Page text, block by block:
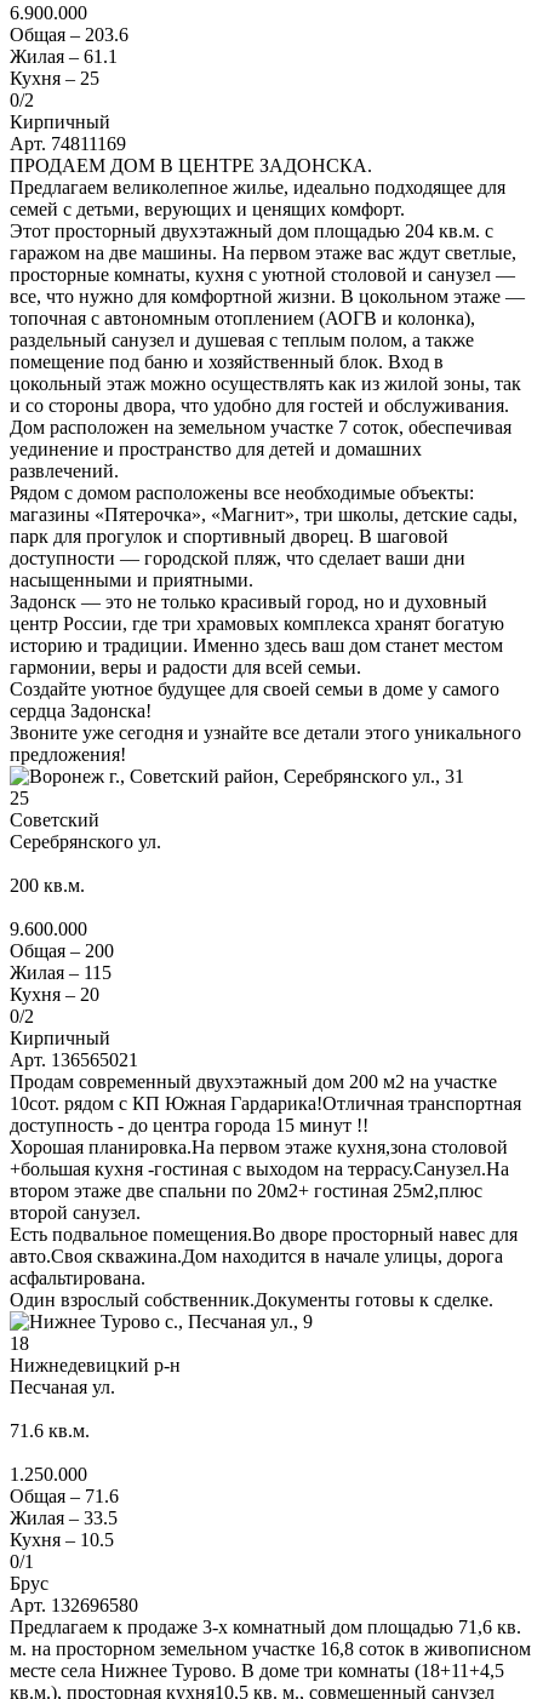
6.900.000
Общая – 203.6
Жилая – 61.1
Кухня – 25
0/2
Кирпичный
Арт. 74811169
ПРОДАЕМ ДОМ В ЦЕНТРЕ ЗАДОНСКА.
Предлагаем великолепное жилье, идеально подходящее для
семей с детьми, верующих и ценящих комфорт.
Этот просторный двухэтажный дом площадью 204 кв.м. с
гаражом на две машины. На первом этаже вас ждут светлые,
просторные комнаты, кухня с уютной столовой и санузел —
все, что нужно для комфортной жизни. В цокольном этаже —
топочная с автономным отоплением (АОГВ и колонка),
раздельный санузел и душевая с теплым полом, а также
помещение под баню и хозяйственный блок. Вход в
цокольный этаж можно осуществлять как из жилой зоны, так
и со стороны двора, что удобно для гостей и обслуживания.
Дом расположен на земельном участке 7 соток, обеспечивая
уединение и пространство для детей и домашних
развлечений.
Рядом с домом расположены все необходимые объекты:
магазины «Пятерочка», «Магнит», три школы, детские сады,
парк для прогулок и спортивный дворец. В шаговой
доступности — городской пляж, что сделает ваши дни
насыщенными и приятными.
Задонск — это не только красивый город, но и духовный
центр России, где три храмовых комплекса хранят богатую
историю и традиции. Именно здесь ваш дом станет местом
гармонии, веры и радости для всей семьи.
Создайте уютное будущее для своей семьи в доме у самого
сердца Задонска!
Звоните уже сегодня и узнайте все детали этого уникального
предложения!
25
Советский
Серебрянского ул.
200 кв.м.
9.600.000
Общая – 200
Жилая – 115
Кухня – 20
0/2
Кирпичный
Арт. 136565021
Продам современный двухэтажный дом 200 м2 на участке
10сот. рядом с КП Южная Гардарика!Отличная транспортная
доступность - до центра города 15 минут !!
Хорошая планировка.На первом этаже кухня,зона столовой
+большая кухня -гостиная с выходом на террасу.Санузел.На
втором этаже две спальни по 20м2+ гостиная 25м2,плюс
второй санузел.
Есть подвальное помещения.Во дворе просторный навес для
авто.Своя скважина.Дом находится в начале улицы, дорога
асфальтирована.
Один взрослый собственник.Документы готовы к сделке.
18
Нижнедевицкий р-н
Песчаная ул.
71.6 кв.м.
1.250.000
Общая – 71.6
Жилая – 33.5
Кухня – 10.5
0/1
Брус
Арт. 132696580
Предлагаем к продаже 3-х комнатный дом площадью 71,6 кв.
м. на просторном земельном участке 16,8 соток в живописном
месте села Нижнее Турово. В доме три комнаты (18+11+4,5
кв.м.), просторная кухня10,5 кв. м., совмещенный санузел